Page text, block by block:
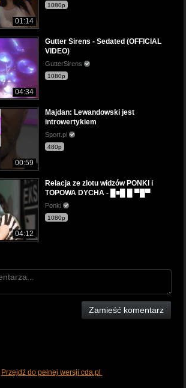
01:14
1080p
04:34
Gutter Sirens - Sedated (OFFICIAL
VIDEO)
GutterSirens
1080p
00:59
Majdan: Lewandowski jest
introwertykiem
Sport.pl
480p
04:12
Relacja ze zlotu widzów PONKI i
TOPOWA DYCHA - █■█ █ ▀█▀
Ponki
1080p
Zamieść komentarz
Przejdź do pełnej wersji cda.pl